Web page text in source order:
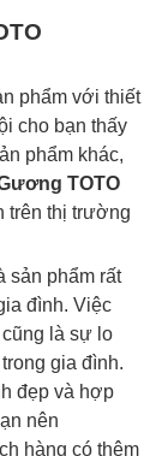
phẩm với thiết
cho bạn thấy
phẩm khác,
TOTO
trên thị trường
sản phẩm rất
đình. Việc
là sự lo
gia đình.
đẹp và hợp
nên
hàng có thêm